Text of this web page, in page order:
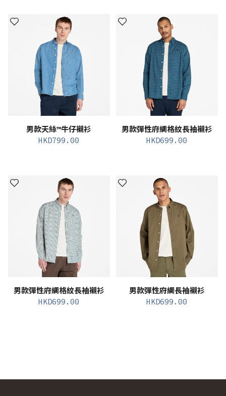
男款天絲™牛仔襯衫
HKD799.00
男款彈性府綢格紋長袖襯衫
HKD699.00
男款彈性府綢格紋長袖襯衫
HKD699.00
男款彈性府綢長袖襯衫
HKD699.00